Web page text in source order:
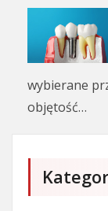
wybierane
objętość…